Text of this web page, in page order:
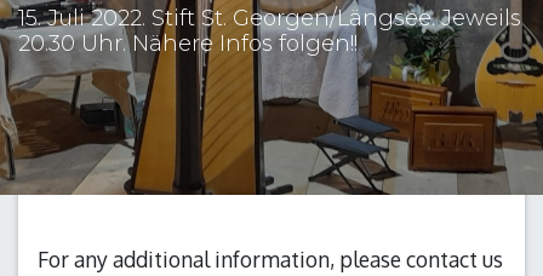
15. Juli 2022. Stift St. Georgen/Längsee. Jeweils
20.30 Uhr. Nähere Infos folgen!!
For any additional information, please contact us